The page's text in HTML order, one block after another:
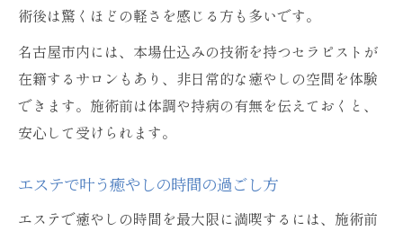
術後は驚くほどの軽さを感じる方も多いです。
名古屋市内には、本場仕込みの技術を持つセラピストが
在籍するサロンもあり、非日常的な癒やしの空間を体験
できます。施術前は体調や持病の有無を伝えておくと、
安心して受けられます。
エステで叶う癒やしの時間の過ごし方
エステで癒やしの時間を最大限に満喫するには、施術前